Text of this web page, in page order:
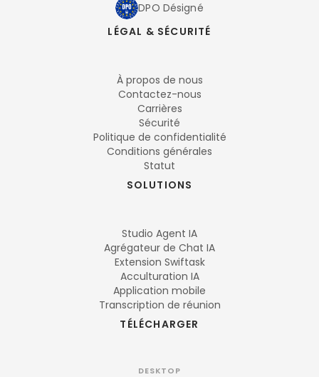
DPO Désigné
LÉGAL & SÉCURITÉ
À propos de nous
Contactez-nous
Carrières
Sécurité
Politique de confidentialité
Conditions générales
Statut
SOLUTIONS
Studio Agent IA
Agrégateur de Chat IA
Extension Swiftask
Acculturation IA
Application mobile
Transcription de réunion
TÉLÉCHARGER
DESKTOP